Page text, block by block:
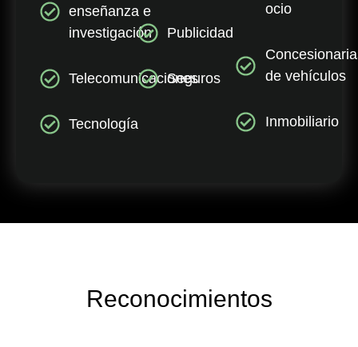
enseñanza e
investigación
Telecomunicaciones
Tecnología
Publicidad
Seguros
ocio
de vehículos
Inmobiliario
Reconocimientos